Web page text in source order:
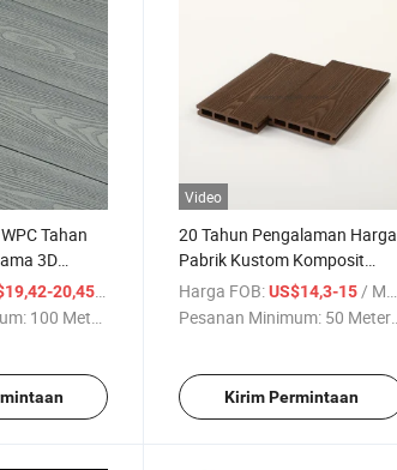
Tahan
3D
Seperti20,45
/ Meter persegi
100 Meter ...
Video
20 Tahun Pengalaman Harga
Pabrik Kustom Komposit
Kayu Plastik 3D Dek WPC
Bertekstur Berongga, Papan
Harga FOB: US$14,3-15 / Meter persegi
Pesanan Minimum: 50 Meter ...
Kirim Permintaan